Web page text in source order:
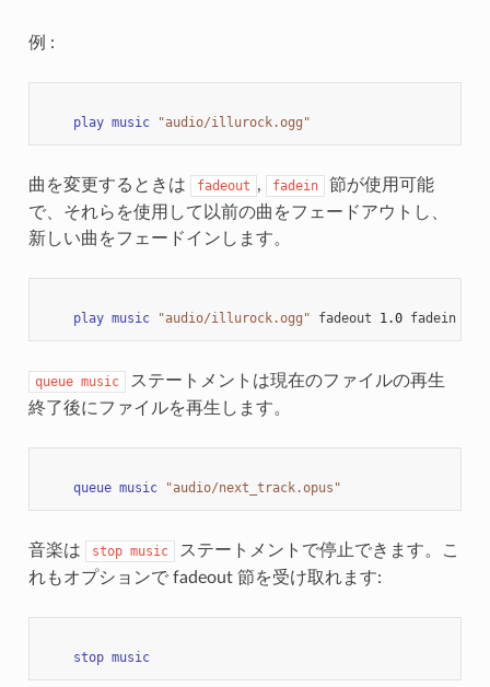
例 :
play music "audio/illurock.ogg"
曲を変更するときは fadeout , fadein
節が使用可能
で、それらを使用して以前の曲をフェードアウトし、
新しい曲をフェードインします。
play music "audio/illurock.ogg" fadeout 1.0 fadein
queue music
ステートメントは現在のファイルの再生
終了後にファイルを再生します。
queue music "audio/next_track.opus"
音楽は stop music
ステートメントで停止できます。こ
れもオプションで fadeout 節を受け取れます:
stop music